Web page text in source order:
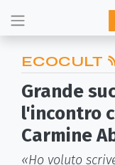
ECOCULT
Grande
l'incontro
Carmine
«Ho voluto